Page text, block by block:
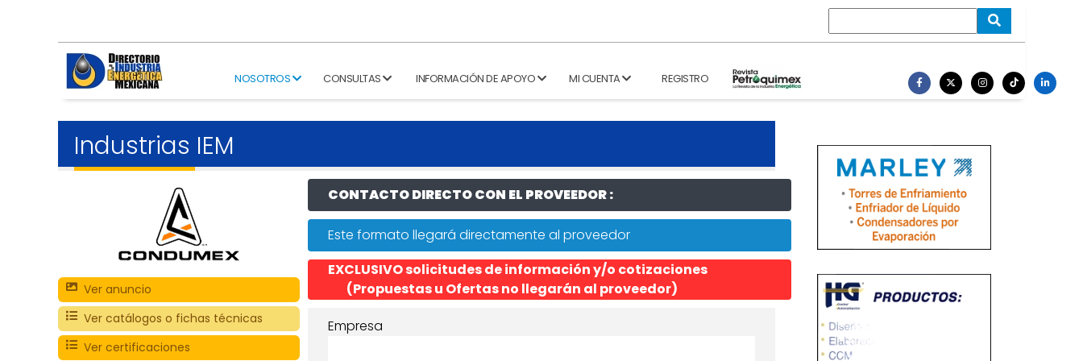
NOSOTROS CONSULTAS INFORMACIÓN DE APOYO MI CUENTA REGISTRO
Industrias IEM
Ver anuncio
Ver catálogos o fichas técnicas
Ver certificaciones
CONTACTO DIRECTO CON EL PROVEEDOR :
Este formato llegará directamente al proveedor
EXCLUSIVO solicitudes de información y/o cotizaciones
(Propuestas u Ofertas no llegarán al proveedor)
Empresa